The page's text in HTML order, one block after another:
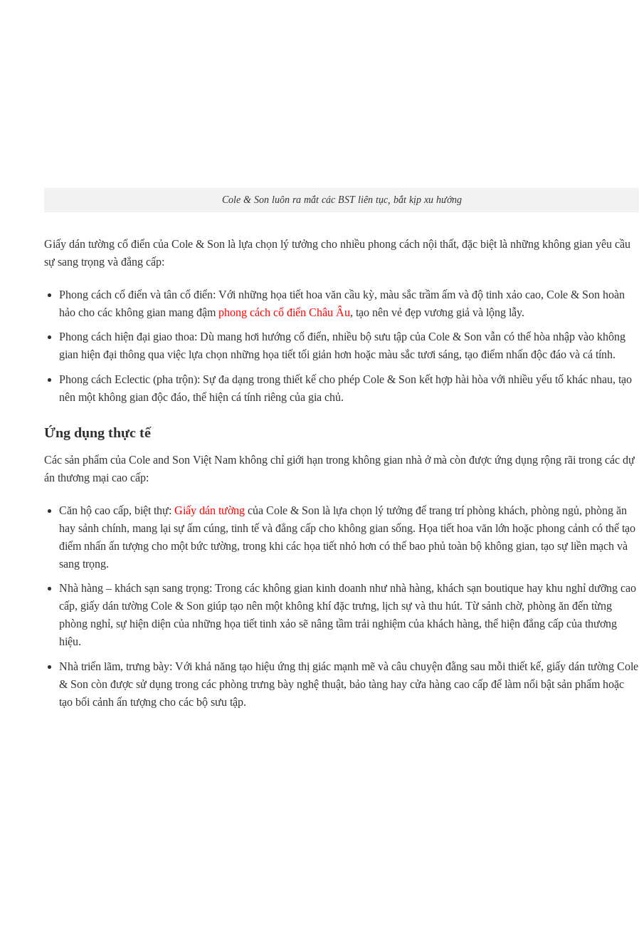
Cole & Son luôn ra mắt các BST liên tục, bắt kịp xu hướng
Giấy dán tường cổ điển của Cole & Son là lựa chọn lý tưởng cho nhiều phong cách nội thất, đặc biệt là những không gian yêu cầu
sự sang trọng và đẳng cấp:
Phong cách cổ điển và tân cổ điển: Với những họa tiết hoa văn cầu kỳ, màu sắc trầm ấm và độ tinh xảo cao, Cole & Son hoàn
hảo cho các không gian mang đậm phong cách cổ điển Châu Âu, tạo nên vẻ đẹp vương giả và lộng lẫy.
Phong cách hiện đại giao thoa: Dù mang hơi hướng cổ điển, nhiều bộ sưu tập của Cole & Son vẫn có thể hòa nhập vào không
gian hiện đại thông qua việc lựa chọn những họa tiết tối giản hơn hoặc màu sắc tươi sáng, tạo điểm nhấn độc đáo và cá tính.
Phong cách Eclectic (pha trộn): Sự đa dạng trong thiết kế cho phép Cole & Son kết hợp hài hòa với nhiều yếu tố khác nhau, tạo
nên một không gian độc đáo, thể hiện cá tính riêng của gia chủ.
Ứng dụng thực tế
Các sản phẩm của Cole and Son Việt Nam không chỉ giới hạn trong không gian nhà ở mà còn được ứng dụng rộng rãi trong các dự
án thương mại cao cấp:
Căn hộ cao cấp, biệt thự: Giấy dán tườngcủa Cole & Son là lựa chọn lý tưởng để trang trí phòng khách, phòng ngủ, phòng ăn
hay sảnh chính, mang lại sự ấm cúng, tinh tế và đẳng cấp cho không gian sống. Họa tiết hoa văn lớn hoặc phong cảnh có thể tạo
điểm nhấn ấn tượng cho một bức tường, trong khi các họa tiết nhỏ hơn có thể bao phủ toàn bộ không gian, tạo sự liền mạch và
sang trọng.
Nhà hàng – khách sạn sang trọng: Trong các không gian kinh doanh như nhà hàng, khách sạn boutique hay khu nghỉ dưỡng cao
cấp, giấy dán tường Cole & Son giúp tạo nên một không khí đặc trưng, lịch sự và thu hút. Từ sảnh chờ, phòng ăn đến từng
phòng nghỉ, sự hiện diện của những họa tiết tinh xảo sẽ nâng tầm trải nghiệm của khách hàng, thể hiện đẳng cấp của thương
hiệu.
Nhà triển lãm, trưng bày: Với khả năng tạo hiệu ứng thị giác mạnh mẽ và câu chuyện đằng sau mỗi thiết kế, giấy dán tường Cole
& Son còn được sử dụng trong các phòng trưng bày nghệ thuật, bảo tàng hay cửa hàng cao cấp để làm nổi bật sản phẩm hoặc
tạo bối cảnh ấn tượng cho các bộ sưu tập.